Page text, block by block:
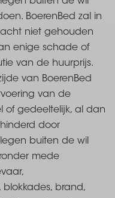
BoerenBed zal in
niet gehouden
enige schade of
van de huurprijs.
van BoerenBed
van de
of gedeeltelijk, al dan
door
buiten de wil
mede
blokkades, brand,